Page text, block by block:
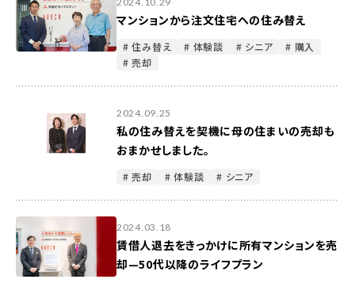
マンションから注文住宅への住み替え
# 住み替え # 体験談 # シニア
# 購入
# 売却
2024.09.25
私の住み替えを契機に母の住まいの売却も
おまかせしました。
# 売却 # 体験談 # シニア
2024.03.18
賃借人退去をきっかけに所有マンションを売
却—50代以降のライフプラン